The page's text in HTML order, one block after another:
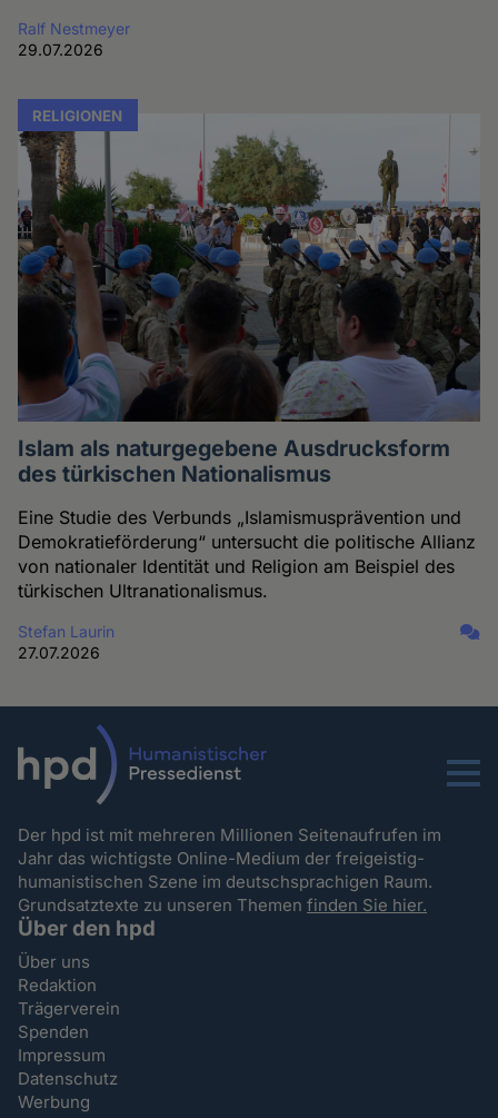
Ralf Nestmeyer
29.07.2026
RELIGIONEN
Islam als naturgegebene Ausdrucksform
des türkischen Nationalismus
Eine Studie des Verbunds „Islamismusprävention und
Demokratieförderung“ untersucht die politische Allianz
von nationaler Identität und Religion am Beispiel des
türkischen Ultranationalismus.
Stefan Laurin
27.07.2026
Menu
Der hpd ist mit mehreren Millionen Seitenaufrufen im
Jahr das wichtigste Online-Medium der freigeistig-
humanistischen Szene im deutschsprachigen Raum.
Grundsatztexte zu unseren Themenfinden Sie hier.
Über den hpd
Über uns
Redaktion
Trägerverein
Spenden
Impressum
Datenschutz
Werbung